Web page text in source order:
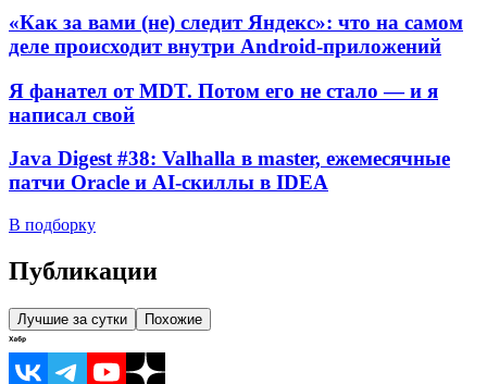
«Как за вами (не) следит Яндекс»: что на самом
деле происходит внутри Android-приложений
Я фанател от MDT. Потом его не стало — и я
написал свой
Java Digest #38: Valhalla в master, ежемесячные
патчи Oracle и AI-скиллы в IDEA
В подборку
Публикации
Лучшие за сутки Похожие